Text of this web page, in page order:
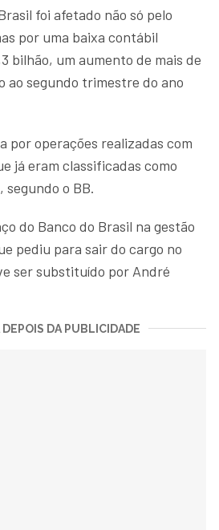
foi afetado não só pelo
por uma baixa contábil
bilhão, um aumento de mais de
ao segundo trimestre do ano
por operações realizadas com
já eram classificadas como
o BB.
do Banco do Brasil na gestão
pediu para sair do cargo no
ser substituído por André
DA PUBLICIDADE